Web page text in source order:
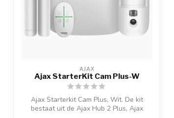
AJAX
Ajax StarterKit Cam Plus-W
Ajax Starterkit Cam Plus, Wit. De kit
bestaat uit de Ajax Hub 2 Plus, Ajax